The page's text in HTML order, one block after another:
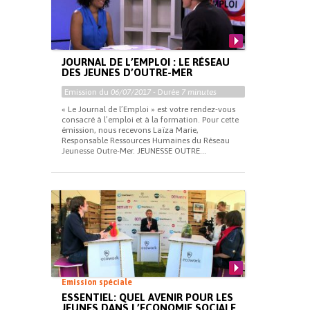
JOURNAL DE L’EMPLOI : LE RÉSEAU
DES JEUNES D’OUTRE-MER
Emission du 06/07/2017 - Durée 7 minutes
« Le Journal de l’Emploi » est votre rendez-vous
consacré à l’emploi et à la formation. Pour cette
émission, nous recevons Laïza Marie,
Responsable Ressources Humaines du Réseau
Jeunesse Outre-Mer. JEUNESSE OUTRE...
Emission spéciale
ESSENTIEL: QUEL AVENIR POUR LES
JEUNES DANS L’ECONOMIE SOCIALE